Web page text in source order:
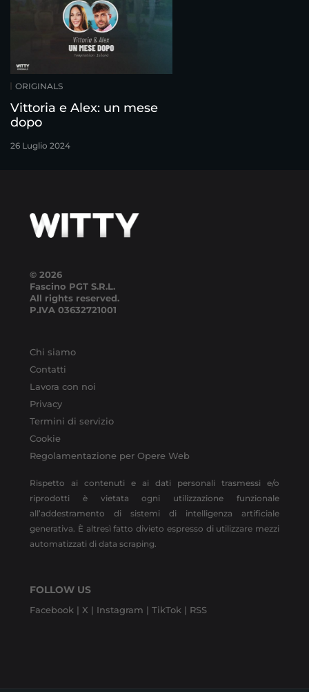
ORIGINALS
Vittoria e Alex: un mese
dopo
26 Luglio 2024
© 2026
Fascino PGT S.R.L.
All rights reserved.
P.IVA 03632721001
Chi siamo
Contatti
Lavora con noi
Privacy
Termini di servizio
Cookie
Regolamentazione per Opere Web
Rispetto ai contenuti e ai dati personali trasmessi e/o
riprodotti è vietata ogni utilizzazione funzionale
all’addestramento di sistemi di intelligenza artificiale
generativa. È altresì fatto divieto espresso di utilizzare mezzi
automatizzati di data scraping.
FOLLOW US
Facebook | X | Instagram | TikTok | RSS